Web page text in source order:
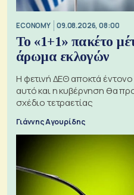
ECONOMY 09.08.2026, 08:00
Το «1+1» πακέτο
άρωμα εκλογών
Η φετινή ΔΕΘ αποκτά
αυτό και η κυβέρνηση θα
σχέδιο τετραετίας
Γιάννης Αγουρίδης